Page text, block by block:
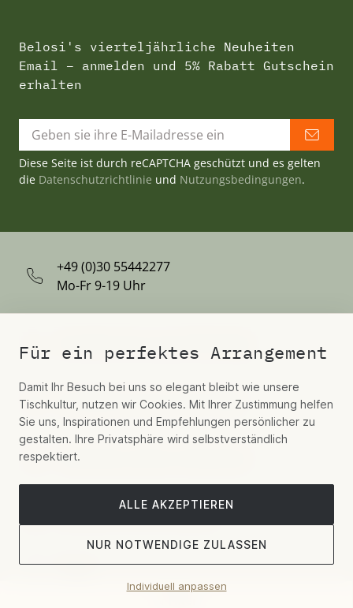
Belosi's vierteljährliche Neuheiten
Email – anmelden und 5% Rabatt Gutschein
erhalten
Diese Seite ist durch reCAPTCHA geschützt und es gelten
die Datenschutzrichtlinie und Nutzungsbedingungen.
+49 (0)30 55442277
Mo-Fr 9-19 Uhr
Schreiben Sie uns per WhatsApp
Kontaktieren Sie uns per E-Mail
Hospitality, Aviation, Residential
Folgen
Für ein perfektes Arrangement
Damit Ihr Besuch bei uns so elegant bleibt wie unsere
Tischkultur, nutzen wir Cookies. Mit Ihrer Zustimmung helfen
Sie uns, Inspirationen und Empfehlungen persönlicher zu
gestalten. Ihre Privatsphäre wird selbstverständlich
respektiert.
ALLE AKZEPTIEREN
NUR NOTWENDIGE ZULASSEN
Individuell anpassen